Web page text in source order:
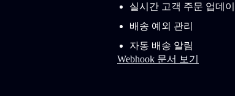
실시간 고객 주문 업데
배송 예외 관리
자동 배송 알림
Webhook 문서 보기